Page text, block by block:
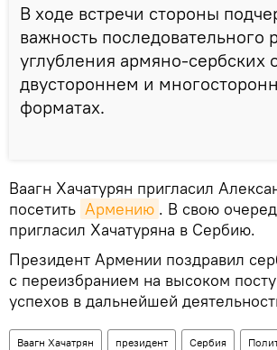
В ходе встречи стороны
важность последовательного
углубления армяно-сербских
двустороннем и
форматах.
Ваагн Хачатурян пригласил
посетить Армению . В свою
пригласил Хачатуряна в Сербию.
Президент Армении поздравил
с переизбранием на высоком
успехов в дальнейшей
Ваагн Хачатрян президент Сербия